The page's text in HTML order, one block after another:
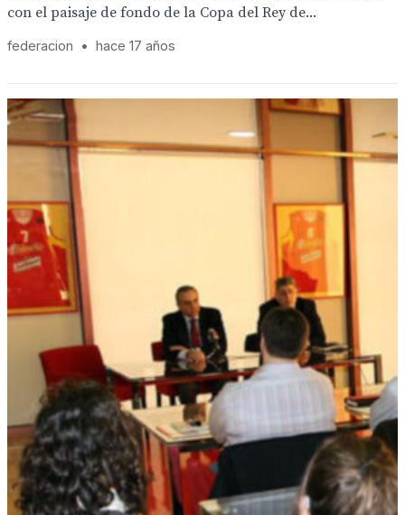
con el paisaje de fondo de la Copa del Rey de...
federacion • hace 17 años